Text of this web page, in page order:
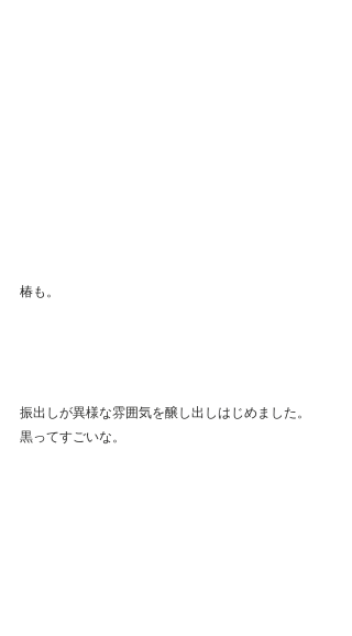
椿も。
振出しが異様な雰囲気を醸し出しはじめました。
黒ってすごいな。